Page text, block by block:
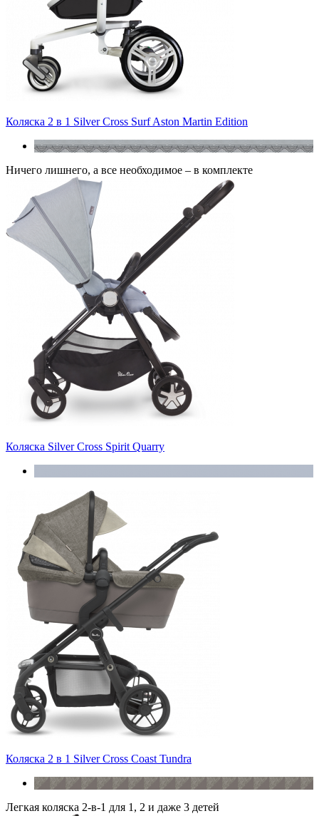
Коляска 2 в 1 Silver Cross Surf Aston Martin Edition
Ничего лишнего, а все необходимое – в комплекте
Коляска Silver Cross Spirit Quarry
Коляска 2 в 1 Silver Cross Coast Tundra
Легкая коляска 2-в-1 для 1, 2 и даже 3 детей